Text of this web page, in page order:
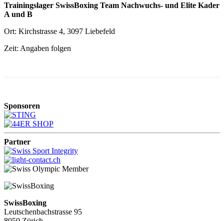
Trainingslager SwissBoxing Team Nachwuchs- und Elite Kader
A und B
Ort: Kirchstrasse 4, 3097 Liebefeld
Zeit: Angaben folgen
Sponsoren
Partner
SwissBoxing
Leutschenbachstrasse 95